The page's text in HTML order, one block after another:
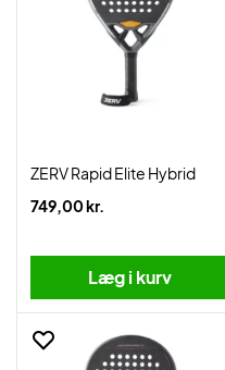
ZERV Rapid Elite Hybrid
749,00 kr.
Læg i kurv